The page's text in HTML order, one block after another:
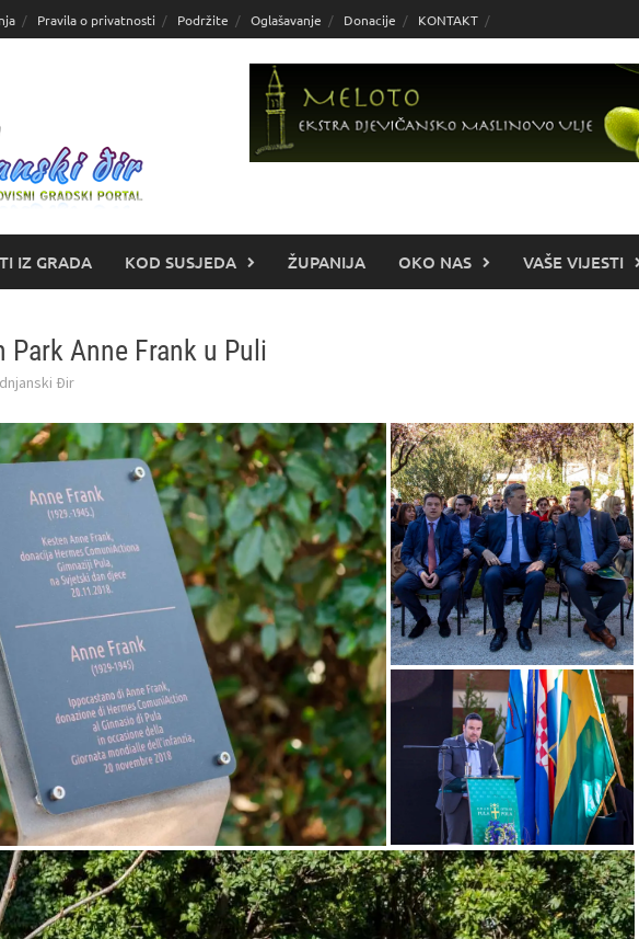
Pravila o privatnosti Podržite Oglašavanje Donacije KONTAKT
IZ GRADA KOD SUSJEDA ŽUPANIJA OKO NAS VAŠE VIJESTI
Park Anne Frank u Puli
Đir